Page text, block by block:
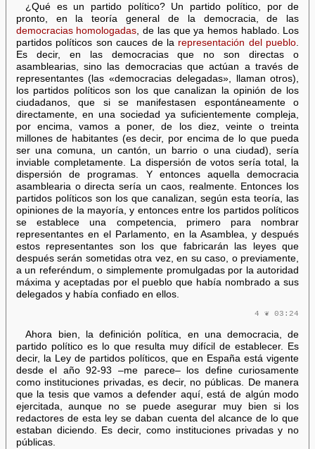
¿Qué es un partido político? Un partido político, por de
pronto, en la teoría general de la democracia, de las
democracias homologadas , de las que ya hemos hablado. Los
partidos políticos son cauces de la representación del pueblo
Es decir, en las democracias que no son directas o
asamblearias, sino las democracias que actúan a través de
representantes (las «democracias delegadas», llaman otros),
los partidos políticos son los que canalizan la opinión de los
ciudadanos, que si se manifestasen espontáneamente o
directamente, en una sociedad ya suficientemente compleja,
por encima, vamos a poner, de los diez, veinte o treinta
millones de habitantes (es decir, por encima de lo que pueda
ser una comuna, un cantón, un barrio o una ciudad), sería
inviable completamente. La dispersión de votos sería total, la
dispersión de programas. Y entonces aquella democracia
asamblearia o directa sería un caos, realmente. Entonces los
partidos políticos son los que canalizan, según esta teoría, las
opiniones de la mayoría, y entonces entre los partidos políticos
se establece una competencia, primero para nombrar
representantes en el Parlamento, en la Asamblea, y después
estos representantes son los que fabricarán las leyes que
después serán sometidas otra vez, en su caso, o previamente,
a un referéndum, o simplemente promulgadas por la autoridad
máxima y aceptadas por el pueblo que había nombrado a sus
delegados y había confiado en ellos.
4 ❦ 03:24
Ahora bien, la definición política, en una democracia, de
partido político es lo que resulta muy difícil de establecer. Es
decir, la Ley de partidos políticos, que en España está vigente
desde el año 92-93 –me parece– los define curiosamente
como instituciones privadas, es decir, no públicas. De manera
que la tesis que vamos a defender aquí, está de algún modo
ejercitada, aunque no se puede asegurar muy bien si los
redactores de esta ley se daban cuenta del alcance de lo que
estaban diciendo. Es decir, como instituciones privadas y no
públicas.